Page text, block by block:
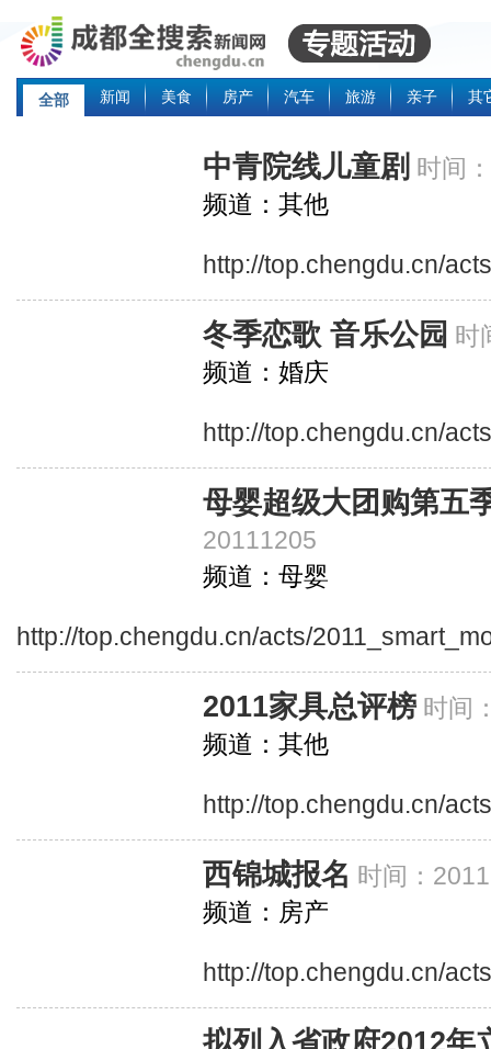
全部 新闻 美食 房产 汽车 旅游 亲子 其
中青院线儿童剧 时间
频道：其他
http://top.chengdu.cn/
冬季恋歌 音乐公园 时
频道：婚庆
http://top.chengdu.cn/
母婴超级大团购第五
20111205
频道：母婴
http://top.chengdu.cn/acts/
2011家具总评榜 时间
频道：其他
http://top.chengdu.cn/
西锦城报名 时间：
频道：房产
http://top.chengdu.cn/
拟列入省政府2012年